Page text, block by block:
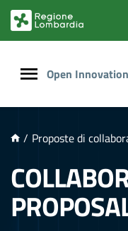
PRINCIPALE
Open Innovation
/ Proposte di